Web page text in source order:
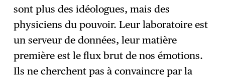
sont plus des idéologues, mais des
physiciens du pouvoir. Leur laboratoire est
un serveur de données, leur matière
première est le flux brut de nos émotions.
Ils ne cherchent pas à convaincre par la